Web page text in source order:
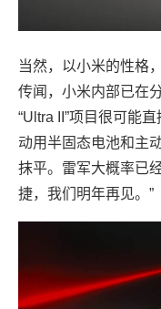
当然，以小米的性格
传闻，小米内部已在
“Ultra II”项目很可能
动用半固态电池和主
抹平。雷军大概率已
捷，我们明年再见。”